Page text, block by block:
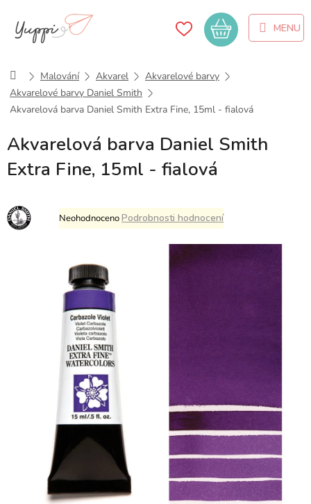
obsah
Nákupní
košík
DomůMalování Akvarel
Akvarelové barvy
Akvarelové barvy Daniel Smith
Akvarelová barva Daniel Smith Extra Fine, 15ml - fialová
Akvarelová barva Daniel Smith
Extra Fine, 15ml - fialová
Průměrné
hodnocení
0,0
5
hvězdiček.
NeohodnocenoPodrobnosti hodnocení